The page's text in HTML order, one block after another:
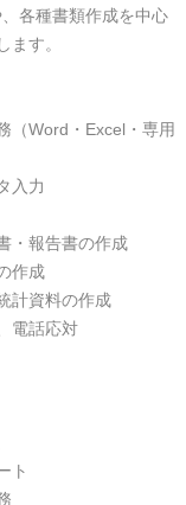
各種書類作成を中心
ます。
（Word・Excel・専用
入力
・報告書の作成
作成
計資料の作成
電話応対
ト